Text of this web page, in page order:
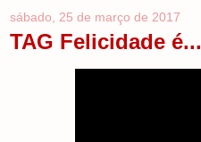
sábado, 25 de março de 2017
TAG Felicidade é...